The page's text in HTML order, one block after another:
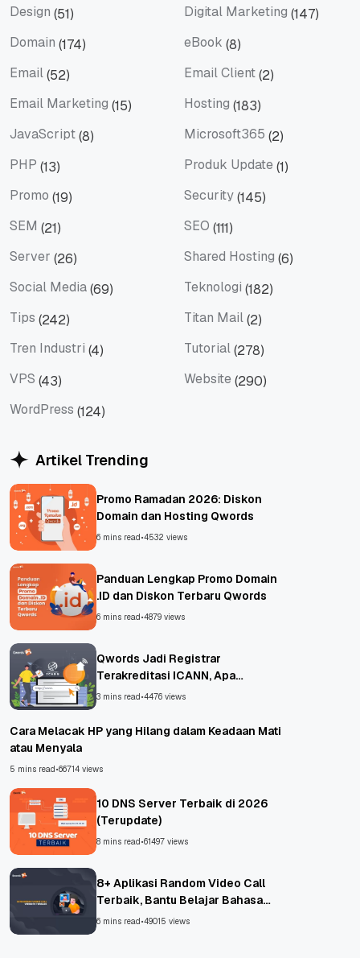
Design (51) Digital Marketing (147)
Domain (174) eBook (8)
Email(52) Email Client(2)
Email Marketing (15) Hosting (183)
JavaScript(8) Microsoft365 (2)
PHP (13) Produk Update (1)
Promo (19) Security(145)
SEM (21) SEO (111)
Server (26) Shared Hosting (6)
Social Media(69) Teknologi (182)
Tips (242) Titan Mail(2)
Tren Industri (4) Tutorial(278)
VPS (43) Website (290)
WordPress (124)
Artikel Trending
Promo Ramadan 2026: Diskon
Domain dan Hosting Qwords
6 mins read•4532 views
Panduan Lengkap Promo Domain
.ID dan Diskon Terbaru Qwords
6 mins read•4879 views
Qwords Jadi Registrar
Terakreditasi ICANN, Apa
Untungnya?
3 mins read•4476 views
Cara Melacak HP yang Hilang dalam Keadaan Mati
atau Menyala
5 mins read•66714 views
10 DNS Server Terbaik di 2026
(Terupdate)
8 mins read•61497 views
8+ Aplikasi Random Video Call
Terbaik, Bantu Belajar Bahasa
Asing!
6 mins read•49015 views